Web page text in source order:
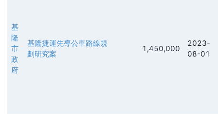
基
隆
市
政
府
基隆捷運先導公車路線規
劃研究案
1,450,000
2023-
08-01